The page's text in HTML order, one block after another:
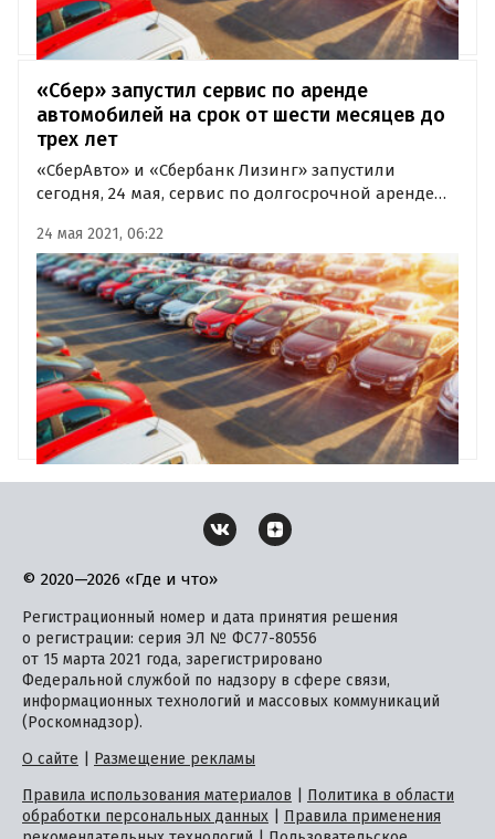
«Сбер» запустил сервис по аренде
автомобилей на срок от шести месяцев до
трех лет
«СберАвто» и «Сбербанк Лизинг» запустили
сегодня, 24 мая, сервис по долгосрочной аренде
Автоподписка». В рамках проекта физические
лица могут арендовать интересующее авто на срок
от шести месяцев до трех лет.
24 мая 2021, 06:22
© 2020—2026 «Где и что»
Регистрационный номер и дата принятия решения
о регистрации: серия ЭЛ № ФС77-80556
от 15 марта 2021 года, зарегистрировано
Федеральной службой по надзору в сфере связи,
информационных технологий и массовых коммуникаций
(Роскомнадзор).
О сайте
Размещение рекламы
Правила использования материалов
Политика в области
обработки персональных данных
Правила применения